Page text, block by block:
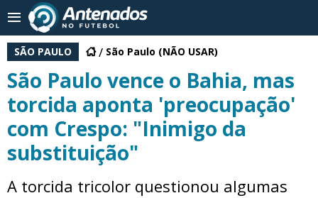
SÃO PAULO São Paulo (NÃO USAR)
São Paulo vence o Bahia, mas
torcida aponta 'preocupação'
com Crespo: "Inimigo da
substituição"
A torcida tricolor questionou algumas